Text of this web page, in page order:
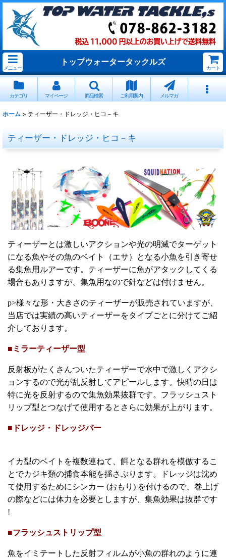
メニュー
トップウォータータックルズ
カート
カテゴリ マイページ 商品検索 ご利用案内 メルマガ
ホーム > ティーザー・ドレッジ・ヒコ－キ
ティーザー・ドレッジ・ヒコ－キ
ティーザーとは激しいアクションや光の明滅でターゲット
になる魚やその魚のベイト（エサ）となる小魚を引き寄せ
る集魚用ルアーです。ティーザーに魚がアタックしてくる
場合もありますが、集魚用なので針などは付けません。
p>様々な形・大きさのティーザーが販売されていますが、
当店では実績の高いティーザーをタイプごとに分けてご紹
介しております。
■ミラーティーザー型
反射板がたくさんついたティーザーで水中で激しくアクシ
ョンするので光が乱反射してアピールします。快晴の日は
特に光を反射するので集魚効果抜群です。フラッシュスト
リップ型とつなげて使用するとさらに効果が上がります。
■ドレッジ・ドレッジバー
イカ型のベイトを複数連ねて、餌となる群れを模倣するこ
とでカジキ類の捕食本能を揺さぶります。ドレッジは沈め
て使用するためにシンカー (おもり) を付けるので、巻上げ
の際などには体力を必要としますが、集魚効果は抜群です
!
■フラッシュストリップ型
魚をイミテートした反射フィルムが小魚の群れのように連